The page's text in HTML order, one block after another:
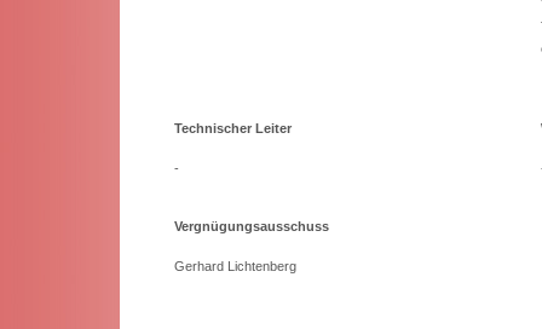
Technischer Leiter
-
Vergnügungsausschuss
Gerhard Lichtenberg